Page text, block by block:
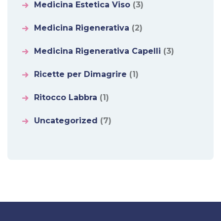
Medicina Estetica Viso (3)
Medicina Rigenerativa (2)
Medicina Rigenerativa Capelli (3)
Ricette per Dimagrire (1)
Ritocco Labbra (1)
Uncategorized (7)